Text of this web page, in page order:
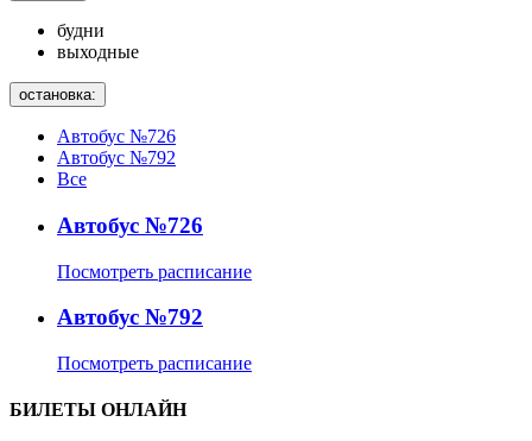
будни
выходные
остановка:
Автобус №726
Автобус №792
Все
Автобус №726
Посмотреть расписание
Автобус №792
Посмотреть расписание
БИЛЕТЫ ОНЛАЙН